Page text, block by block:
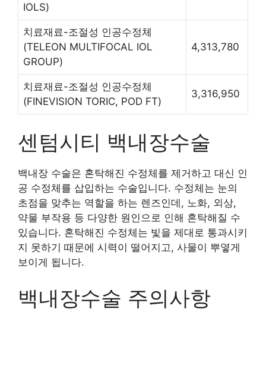
IOLS)
치료재료-조절성 인공수정체
(TELEON MULTIFOCAL IOL
GROUP)
4,313,780
치료재료-조절성 인공수정체
(FINEVISION TORIC, POD FT)
3,316,950
센텀시티 백내장수술
백내장 수술은 혼탁해진 수정체를 제거하고 대신 인
공 수정체를 삽입하는 수술입니다. 수정체는 눈의
초점을 맞추는 역할을 하는 렌즈인데, 노화, 외상,
약물 부작용 등 다양한 원인으로 인해 혼탁해질 수
있습니다. 혼탁해진 수정체는 빛을 제대로 통과시키
지 못하기 때문에 시력이 떨어지고, 사물이 뿌옇게
보이게 됩니다.
백내장수술 주의사항